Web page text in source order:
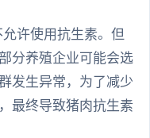
许使用抗生素。但
分养殖企业可能会选
发生异常，为了减少
最终导致猪肉抗生素